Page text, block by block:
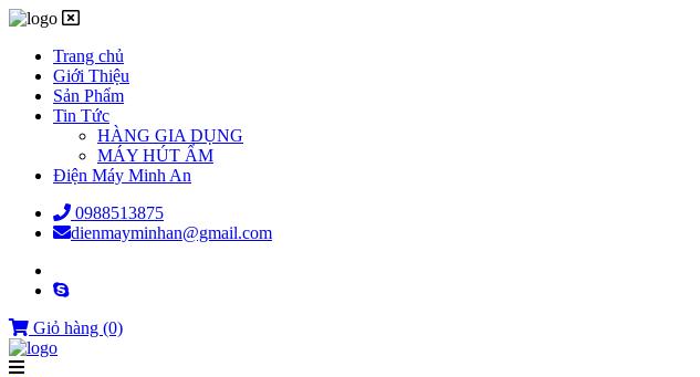
Trang chủ
Giới Thiệu
Sản Phẩm
Tin Tức
HÀNG GIA DỤNG
MÁY HÚT ẨM
Điện Máy Minh An
0988513875
dienmayminhan@gmail.com
Giỏ hàng (0)